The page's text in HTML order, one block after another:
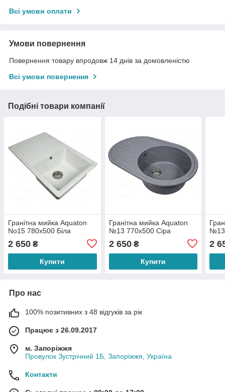
Всі умови оплати
Умови повернення
Повернення товару впродовж 14 днів за домовленістю
Всі умови повернення
Подібні товари компанії
Гранітна мийка Aquaton
No15 780х500 Біла
2 650 ₴
Купити
Гранітна мийка Aquaton
№13 770х500 Сіра
2 650₴
Купити
№13
2
Про нас
100% позитивних з 48 відгуків за рік
Працює з 26.09.2017
м. Запоріжжя
Провулок Зустрічний 1Б, Запоріжжя, Україна
Контакти